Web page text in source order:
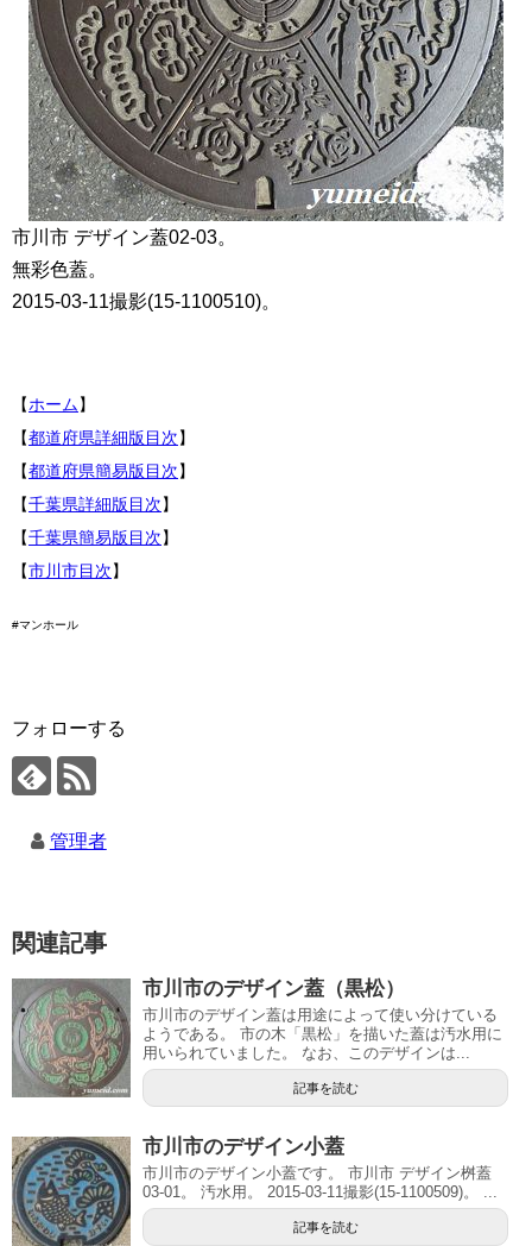
市川市 デザイン蓋02-03。
無彩色蓋。
2015-03-11撮影(15-1100510)。
【ホーム】
【都道府県詳細版目次】
【都道府県簡易版目次】
【千葉県詳細版目次】
【千葉県簡易版目次】
【市川市目次】
#マンホール
フォローする
管理者
関連記事
市川市のデザイン蓋（黒松）
市川市のデザイン蓋は用途によって使い分けている
ようである。 市の木「黒松」を描いた蓋は汚水用に
用いられていました。 なお、このデザインは...
記事を読む
市川市のデザイン小蓋
市川市のデザイン小蓋です。 市川市 デザイン桝蓋
03-01。 汚水用。 2015-03-11撮影(15-1100509)。 ...
記事を読む